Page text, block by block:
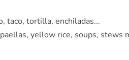
taco, tortilla, enchiladas...
yellow rice, soups, stews